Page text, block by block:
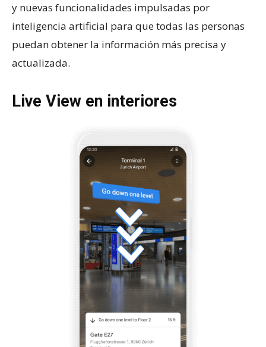
y nuevas funcionalidades impulsadas por
inteligencia artificial para que todas las personas
puedan obtener la información más precisa y
actualizada.
Live View en interiores